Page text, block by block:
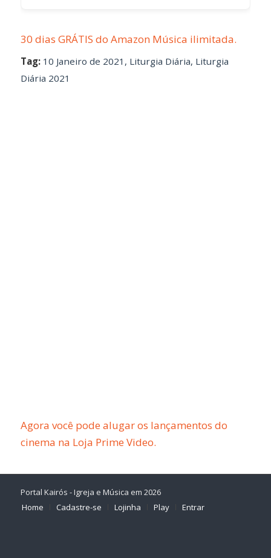
30 dias GRÁTIS do Amazon Música ilimitada.
Tag: 10 Janeiro de 2021 , Liturgia Diária, Liturgia
Diária 2021
Agora você pode alugar os lançamentos do
cinema na Loja Prime Video.
Portal Kairós - Igreja e Música em 2026
Home
Cadastre-se Lojinha Play Entrar